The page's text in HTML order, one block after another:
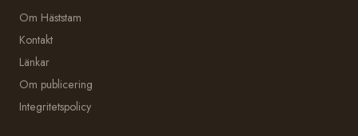
Om Häststam
Kontakt
Länkar
Om publicering
Integritetspolicy